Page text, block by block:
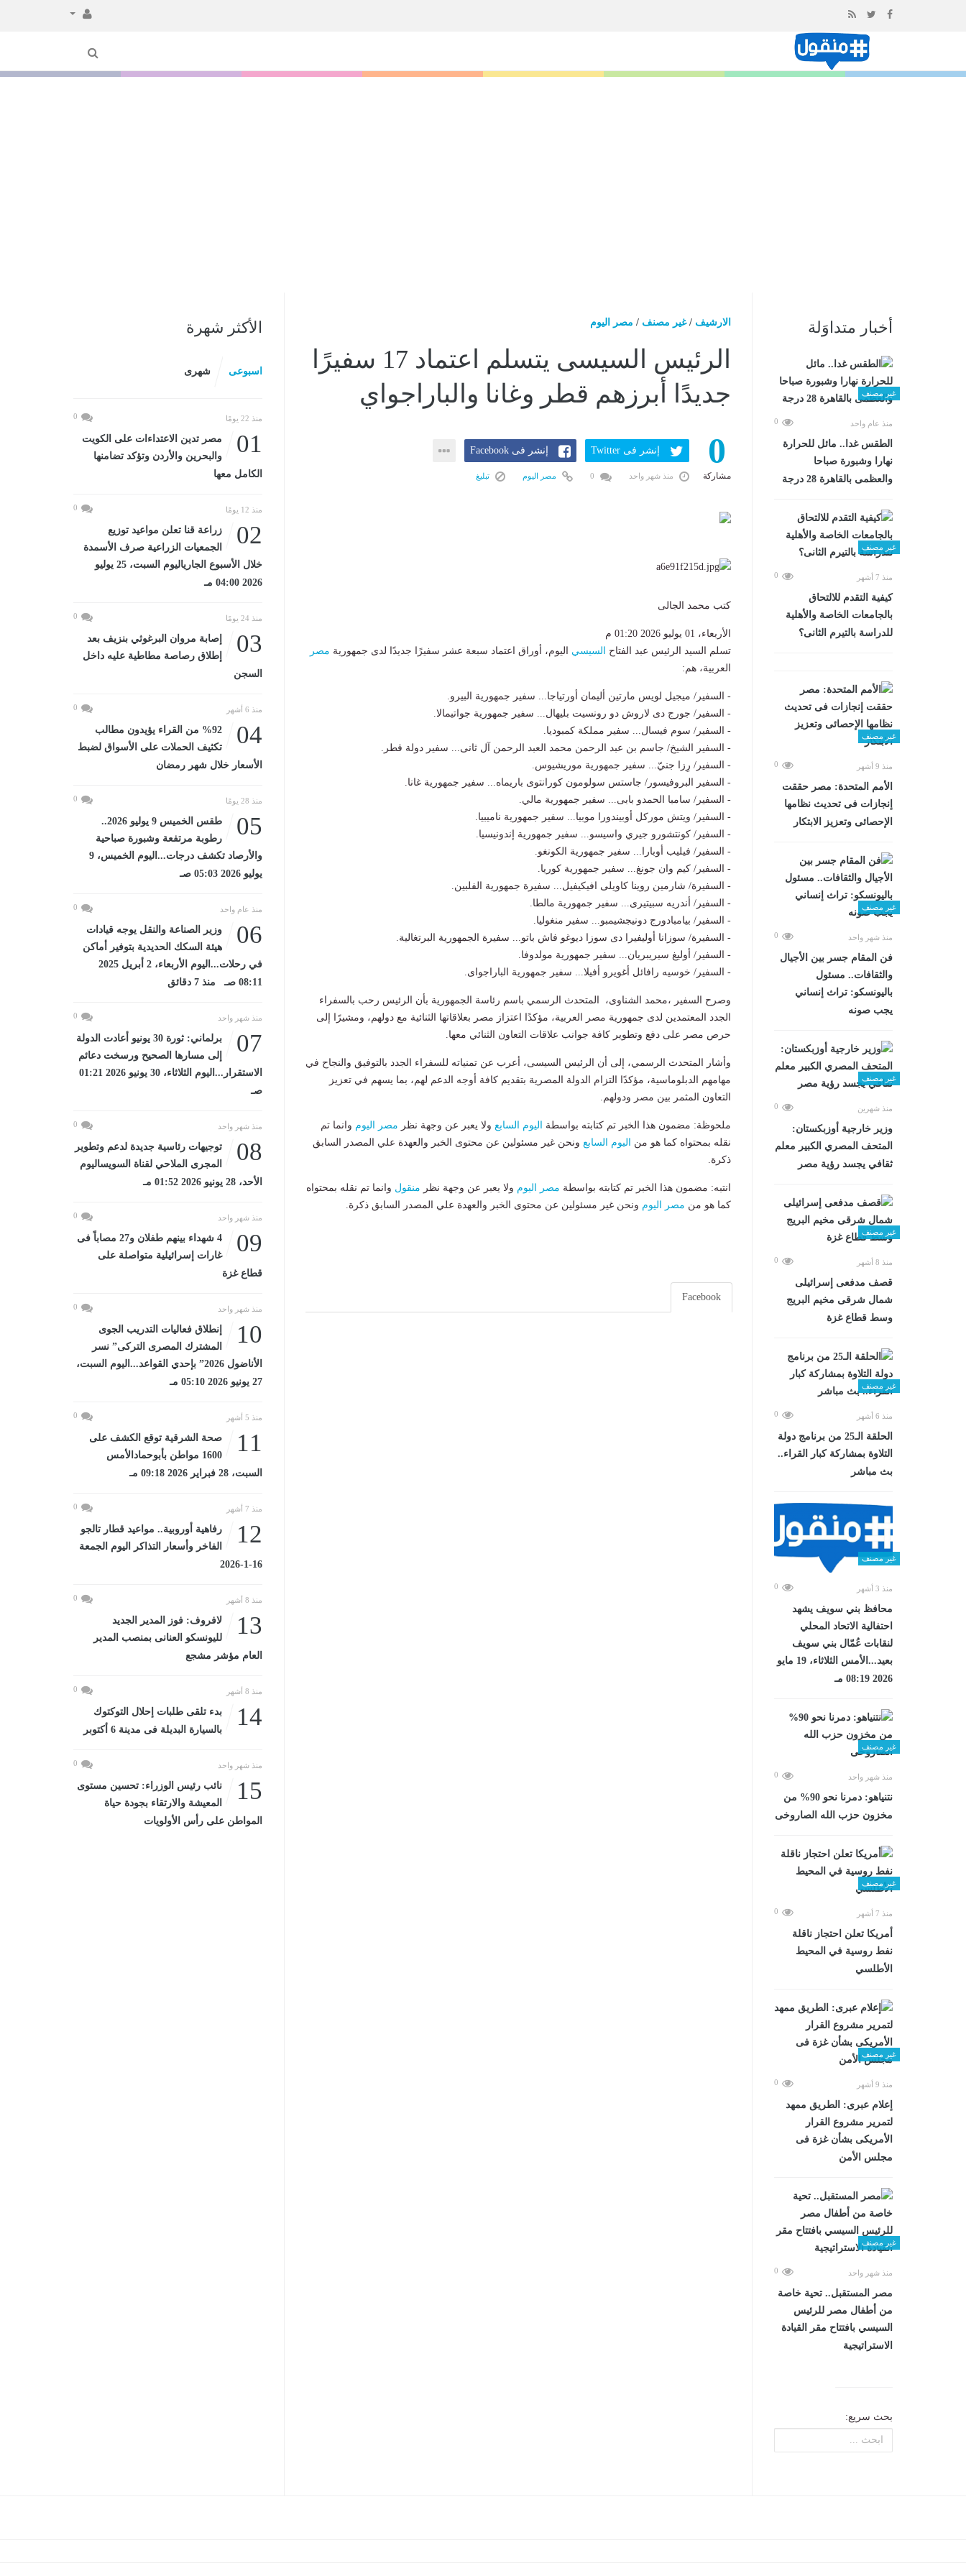
المحتوى
أخبار متداوَلة
غير مصنف
منذ عام واحد 0
الطقس غدا.. مائل للحرارة
نهارا وشبورة صباحا
والعظمى بالقاهرة 28 درجة
غير مصنف
منذ 7 أشهر 0
كيفية التقدم للالتحاق
بالجامعات الخاصة والأهلية
للدراسة بالتيرم الثانى؟
غير مصنف
منذ 9 أشهر 0
الأمم المتحدة: مصر حققت
إنجازات فى تحديث نظامها
الإحصائى وتعزيز الابتكار
غير مصنف
منذ شهر واحد 0
فن المقام جسر بين الأجيال
والثقافات.. مسئول
باليونسكو: تراث إنساني
يجب صونه
غير مصنف
منذ شهرين 0
وزير خارجية أوزبكستان:
المتحف المصري الكبير معلم
ثقافي يجسد رؤية مصر
غير مصنف
منذ 8 أشهر 0
قصف مدفعى إسرائيلى
شمال شرقى مخيم البريج
وسط قطاع غزة
غير مصنف
منذ 6 أشهر 0
الحلقة الـ25 من برنامج دولة
التلاوة بمشاركة كبار القراء..
بث مباشر
غير مصنف
منذ 3 أشهر 0
محافظ بني سويف يشهد
احتفالية الاتحاد المحلي
لنقابات عُمّال بني سويف
بعيد...الأمس الثلاثاء، 19 مايو
2026 08:19 مـ
غير مصنف
منذ شهر واحد 0
نتنياهو: دمرنا نحو 90% من
مخزون حزب الله الصاروخى
غير مصنف
منذ 7 أشهر 0
أمريكا تعلن احتجاز ناقلة
نفط روسية في المحيط
الأطلسي
غير مصنف
منذ 9 أشهر 0
إعلام عبرى: الطريق ممهد
لتمرير مشروع القرار
الأمريكى بشأن غزة فى
مجلس الأمن
غير مصنف
منذ شهر واحد 0
مصر المستقبل.. تحية خاصة
من أطفال مصر للرئيس
السيسي بافتتاح مقر القيادة
الاستراتيجية
بحث سريع:
الارشيف /غير مصنف / مصر اليوم
الرئيس السيسى يتسلم اعتماد 17 سفيرًا
جديدًا أبرزهم قطر وغانا والباراجواي
0
مشاركة
إنشر فى Twitter إنشر فى Facebook
منذ شهر واحد مصر اليوم تبليغ
كتب محمد الجالى
الأربعاء، 01 يوليو 2026 01:20 م
تسلم السيد الرئيس عبد الفتاح
السيسي اليوم، أوراق اعتماد سبعة عشر سفيرًا جديدًا لدى جمهورية مصر
العربية، هم:
- السفير/ ميجيل لويس مارتين أليمان أورتياجا... سفير جمهورية البيرو.
- السفير/ جورج دى لاروش دو رونسيت بليهال... سفير جمهورية جواتيمالا.
- السفير/ سوم فيسال... سفير مملكة كمبوديا.
- السفير الشيخ/ جاسم بن عبد الرحمن محمد العبد الرحمن آل ثانى... سفير دولة قطر.
- السفير/ رِزا جنيّ... سفير جمهورية موريشيوس.
- السفير البروفيسور/ جاستس سولومون كورانتوى باريماه... سفير جمهورية غانا.
- السفير/ سامبا الحمدو بابى... سفير جمهورية مالي.
- السفير/ ويتش موركل أوبيندورا موبيا... سفير جمهورية ناميبيا.
- السفير/ كونتشورو جيري واسيسو... سفير جمهورية إندونيسيا.
- السفير/ فيليب أوبارا... سفير جمهورية الكونغو.
- السفير/ كيم وان جونغ... سفير جمهورية كوريا.
- السفيرة/ شارمين روينا كاويلى افيكيفيل... سفيرة جمهورية الفلبين.
- السفير/ أندريه سبيتيرى... سفير جمهورية مالطا.
- السفير/ بيامبادورج دونيجشيمبو... سفير منغوليا.
- السفيرة/ سوزانا أوليفيرا دى سوزا ديوغو فاش باتو... سفيرة الجمهورية البرتغالية.
- السفير/ أوليغ سيريبريان... سفير جمهورية مولدوفا.
- السفير/ خوسيه رافائل أغويرو أفيلا... سفير جمهورية الباراجواى.
وصرح السفير ،محمد الشناوى، المتحدث الرسمي باسم رئاسة الجمهورية بأن الرئيس رحب بالسفراء
الجدد المعتمدين لدى جمهورية مصر العربية، مؤكدًا اعتزاز مصر بعلاقاتها الثنائية مع دولهم، ومشيرًا إلى
حرص مصر على دفع وتطوير كافة جوانب علاقات التعاون الثنائي معها.
وأشار المتحدث الرسمي، إلى أن الرئيس السيسى، أعرب عن تمنياته للسفراء الجدد بالتوفيق والنجاح في
مهامهم الدبلوماسية، مؤكدًا التزام الدولة المصرية بتقديم كافة أوجه الدعم لهم، بما يسهم في تعزيز
التعاون المثمر بين مصر ودولهم.
ملحوظة: مضمون هذا الخبر تم كتابته بواسطة اليوم السابع ولا يعبر عن وجهة نظر مصر اليوم وانما تم
نقله بمحتواه كما هو من
اليوم السابع ونحن غير مسئولين عن محتوى الخبر والعهدة علي المصدر السابق
ذكرة.
انتبه: مضمون هذا الخبر تم كتابته بواسطة مصر اليوم ولا يعبر عن وجهة نظر منقول وانما تم نقله بمحتواه
كما هو من مصر اليوم ونحن غير مسئولين عن محتوى الخبر والعهدة علي المصدر السابق ذكرة.
Facebook
الأكثر شهرة
اسبوعى شهرى
منذ 22 يومًا 0
01
مصر تدين الاعتداءات على الكويت
والبحرين والأردن وتؤكد تضامنها
الكامل معها
منذ 12 يومًا 0
02
زراعة قنا تعلن مواعيد توزيع
الجمعيات الزراعية صرف الأسمدة
خلال الأسبوع الجارياليوم السبت، 25 يوليو
2026 04:00 مـ
منذ 24 يومًا 0
03
إصابة مروان البرغوثي بنزيف بعد
إطلاق رصاصة مطاطية عليه داخل
السجن
منذ 6 أشهر 0
04
%92 من القراء يؤيدون مطالب
تكثيف الحملات على الأسواق لضبط
الأسعار خلال شهر رمضان
منذ 28 يومًا 0
05
طقس الخميس 9 يوليو 2026..
رطوبة مرتفعة وشبورة صباحية
والأرصاد تكشف درجات...اليوم الخميس، 9
يوليو 2026 05:03 صـ
منذ عام واحد 0
06
وزير الصناعة والنقل يوجه قيادات
هيئة السكك الحديدية بتوفير أماكن
في رحلات...اليوم الأربعاء، 2 أبريل 2025
08:11 صـ منذ 7 دقائق
منذ شهر واحد 0
07
برلماني: ثورة 30 يونيو أعادت الدولة
إلى مسارها الصحيح ورسخت دعائم
الاستقرار...اليوم الثلاثاء، 30 يونيو 2026 01:21
صـ
منذ شهر واحد 0
08
توجيهات رئاسية جديدة لدعم وتطوير
المجرى الملاحي لقناة السويساليوم
الأحد، 28 يونيو 2026 01:52 مـ
منذ شهر واحد 0
09
4 شهداء بينهم طفلان و27 مصاباً فى
غارات إسرائيلية متواصلة على
قطاع غزة
منذ شهر واحد 0
10
إنطلاق فعاليات التدريب الجوى
المشترك المصرى التركى” نسر
الأناضول 2026” بإحدي القواعد...اليوم السبت،
27 يونيو 2026 05:10 مـ
منذ 5 أشهر 0
11
صحة الشرقية توقع الكشف على
1600 مواطن بأبوحمادالأمس
السبت، 28 فبراير 2026 09:18 مـ
منذ 7 أشهر 0
12
رفاهية أوروبية.. مواعيد قطار تالجو
الفاخر وأسعار التذاكر اليوم الجمعة
16-1-2026
منذ 8 أشهر 0
13
لافروف: فوز المدير الجديد
لليونسكو العنانى بمنصب المدير
العام مؤشر مشجع
منذ 8 أشهر 0
14
بدء تلقى طلبات إحلال التوكتوك
بالسيارة البديلة فى مدينة 6 أكتوبر
منذ شهر واحد 0
15
نائب رئيس الوزراء: تحسين مستوى
المعيشة والارتقاء بجودة حياة
المواطن على رأس الأولويات